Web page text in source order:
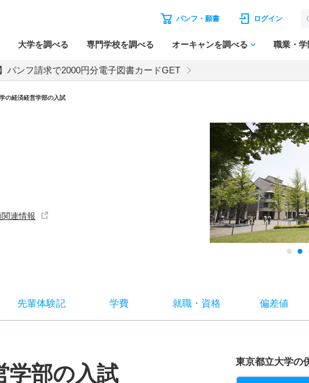
パンフ・願書 ログイン
大学を調べる 専門学校を調べる オーキャンを調べる 職業・
】パンフ請求で2000円分電子図書カードGET
の経済経営学部の入試
連情報
先輩体験記 学費 就職・ 資格 偏差値
学部の入試 東京都立大学の